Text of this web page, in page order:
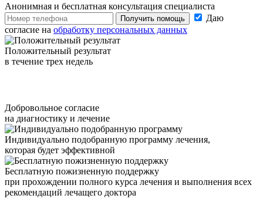
Анонимная и бесплатная консультация специалиста
Получить помощь
Даю
согласие на обработку персональных данных
Положительный результат
в течение трех недель
Добровольное согласие
на диагностику и лечение
Индивидуально подобранную программу лечения,
которая будет эффективной
Бесплатную пожизненную поддержку
при прохождении полного курса лечения и выполнения всех
рекомендаций лечащего доктора